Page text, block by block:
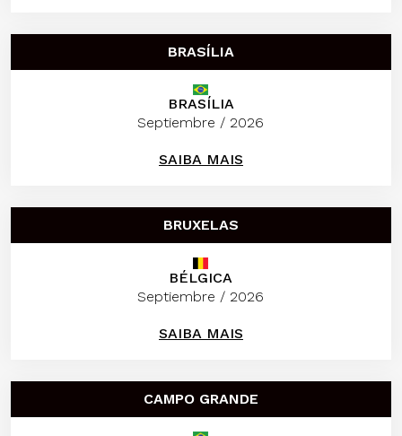
BRASÍLIA
BRASÍLIA
Septiembre / 2026
SAIBA MAIS
BRUXELAS
BÉLGICA
Septiembre / 2026
SAIBA MAIS
CAMPO GRANDE